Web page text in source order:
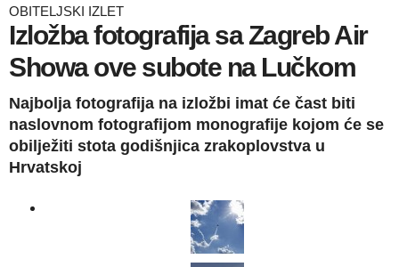
OBITELJSKI IZLET
Izložba fotografija sa Zagreb Air
Showa ove subote na Lučkom
Najbolja fotografija na izložbi imat će čast biti
naslovnom fotografijom monografije kojom će se
obilježiti stota godišnjica zrakoplovstva u
Hrvatskoj